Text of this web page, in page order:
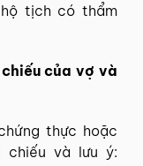
tịch có thẩm
của vợ và
thực hoặc
chiếu và lưu ý: